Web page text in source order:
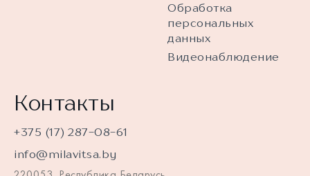
Обработка
персональных
данных
Видеонаблюдение
Контакты
+375 (17) 287-08-61
info@milavitsa.by